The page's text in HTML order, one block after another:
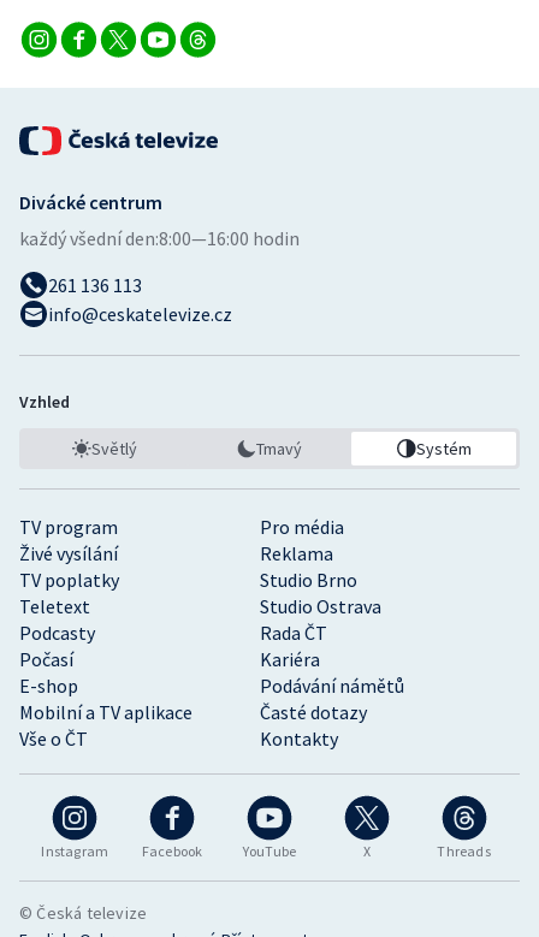
Instagram Facebook YouTube X Threads
TV program
Pro média
Živé vysílání
Reklama
TV poplatky
Studio Brno
Teletext
Studio Ostrava
Podcasty
Rada ČT
Počasí
Kariéra
E-shop
Podávání námětů
Mobilní a TV aplikace
Časté dotazy
Vše o ČT
Kontakty
Divácké centrum
každý všední den:8:00—16:00 hodin
261 136 113
info@ceskatelevize.cz
Vzhled
Světlý Tmavý Systém
© Česká televize